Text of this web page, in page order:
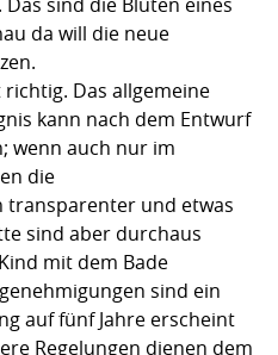
da will die neue
Das allgemeine
kann nach dem Entwurf
wenn auch nur im
die
transparenter und etwas
sind aber durchaus
mit dem Bade
sind ein
auf fünf Jahre erscheint
Regelungen dienen dem